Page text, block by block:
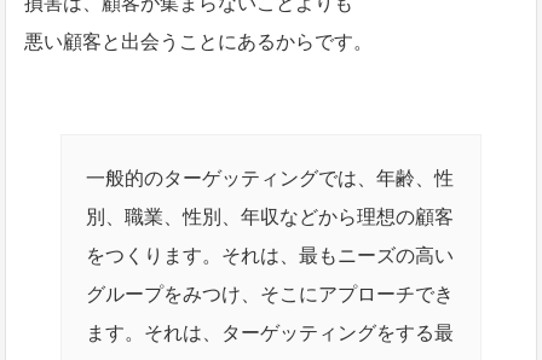
悪い顧客と出会うことにあるからです。
一般的のターゲッティングでは、年齢、性
別、職業、性別、年収などから理想の顧客
をつくります。それは、最もニーズの高い
グループをみつけ、そこにアプローチでき
ます。それは、ターゲッティングをする最